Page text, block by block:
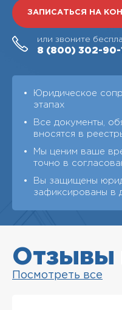
ЗАПИСАТЬСЯ НА
или звоните
8 (800) 302-90-
Юридическое
этапах
Все документы,
вносятся в
Мы ценим ваше
точно в
Вы защищены
зафиксированы в
Отзывы
Посмотреть все